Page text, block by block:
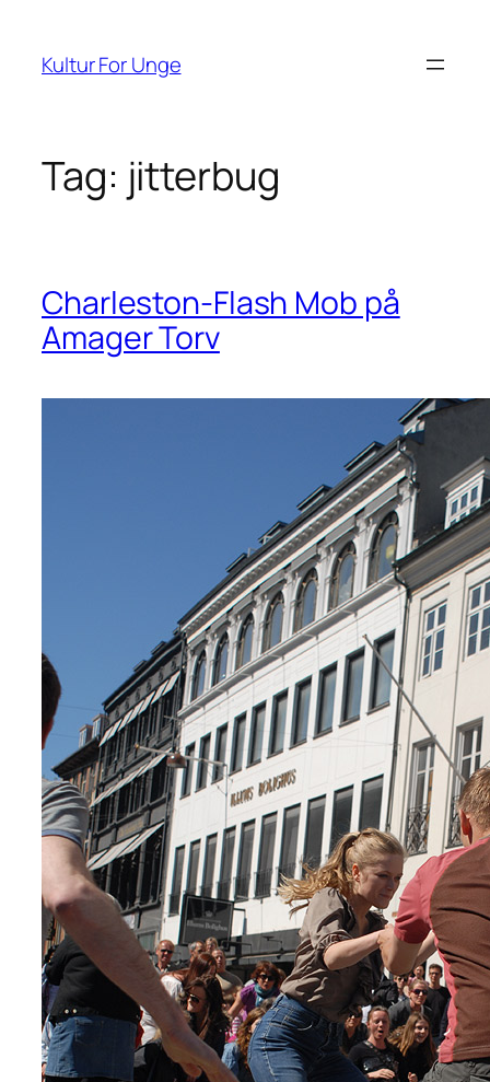
indhold
Kultur For Unge
Tag: jitterbug
Charleston-Flash Mob på
Amager Torv